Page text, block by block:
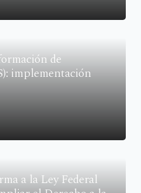
de
implementación
a la Ley Federal